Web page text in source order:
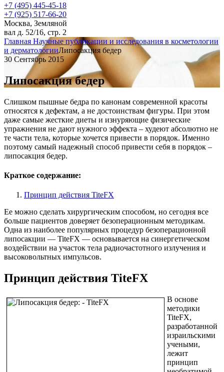
+7 (495) 445-45-18
+7 (925) 517-66-20
Москва, Земляной
вал д. 52/16, стр. 2
Главная Научные публикации и исследования в косметологии
и дерматологииЛипосакция бедер
30 Сентябрь 2015
Липосакция бедер
Слишком пышные бедра по канонам современной красоты
относятся к дефектам, а не достоинствам фигуры. При этом
даже самые жесткие диеты и изнуряющие физические
упражнения не дают нужного эффекта – худеют абсолютно не
те части тела, которые хочется привести в порядок. Именно
поэтому самый надежный способ привести себя в порядок –
липосакция бедер.
Краткое содержание:
Принцип действия TiteFX
Ее можно сделать хирургическим способом, но сегодня все
больше пациентов доверяет безоперационным методикам.
Одна из наиболее популярных процедур безоперационной
липосакции — TiteFX — основывается на синергетическом
воздействии на участок тела радиочастотного излучения и
высоковольтных импульсов.
Принцип действия TiteFX
В основе
методики
TiteFX,
разработанной
израильскими
учеными,
лежит
принцип